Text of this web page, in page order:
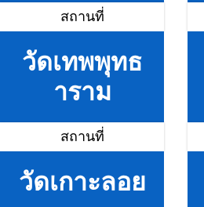
สถานที่
วัดเทพพุทธ
าราม
สถานที่
วัดเกาะลอย